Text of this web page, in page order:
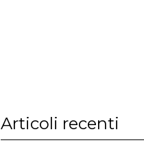
Articoli recenti